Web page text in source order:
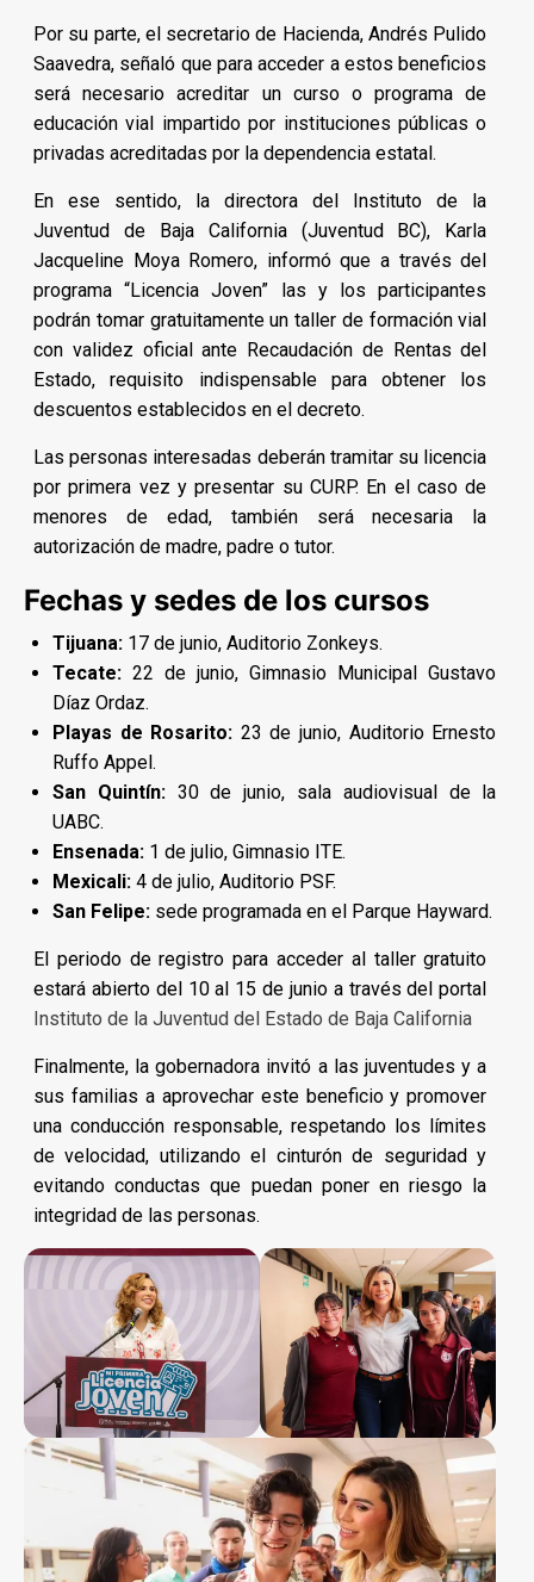
Por su parte, el secretario de Hacienda, Andrés Pulido
Saavedra, señaló que para acceder a estos beneficios
será necesario acreditar un curso o programa de
educación vial impartido por instituciones públicas o
privadas acreditadas por la dependencia estatal.
En ese sentido, la directora del Instituto de la
Juventud de Baja California (Juventud BC), Karla
Jacqueline Moya Romero, informó que a través del
programa “Licencia Joven” las y los participantes
podrán tomar gratuitamente un taller de formación vial
con validez oficial ante Recaudación de Rentas del
Estado, requisito indispensable para obtener los
descuentos establecidos en el decreto.
Las personas interesadas deberán tramitar su licencia
por primera vez y presentar su CURP. En el caso de
menores de edad, también será necesaria la
autorización de madre, padre o tutor.
Fechas y sedes de los cursos
Tijuana: 17 de junio, Auditorio Zonkeys.
Tecate: 22 de junio, Gimnasio Municipal Gustavo
Díaz Ordaz.
Playas de Rosarito: 23 de junio, Auditorio Ernesto
Ruffo Appel.
San Quintín:30 de junio, sala audiovisual de la
UABC.
Ensenada: 1 de julio, Gimnasio ITE.
Mexicali: 4 de julio, Auditorio PSF.
San Felipe: sede programada en el Parque Hayward.
El periodo de registro para acceder al taller gratuito
estará abierto del 10 al 15 de junio a través del portal
Instituto de la Juventud del Estado de Baja California
Finalmente, la gobernadora invitó a las juventudes y a
sus familias a aprovechar este beneficio y promover
una conducción responsable, respetando los límites
de velocidad, utilizando el cinturón de seguridad y
evitando conductas que puedan poner en riesgo la
integridad de las personas.